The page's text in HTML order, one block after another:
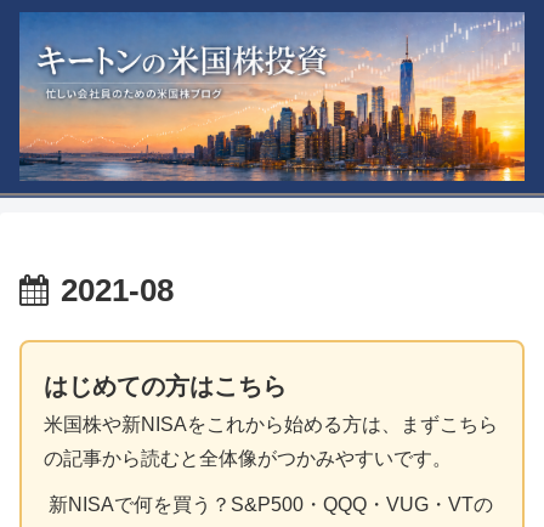
2021-08
はじめての方はこちら
米国株や新NISAをこれから始める方は、まずこちら
の記事から読むと全体像がつかみやすいです。
新NISAで何を買う？S&P500・QQQ・VUG・VTの